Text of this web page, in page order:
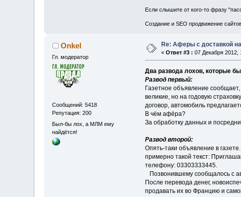
Если слышите от кого-то фразу
Создание и SEO продвижение
Onkel
Гл. модератор
Сообщений: 5418
Репутация: 200
Был-бы лох, а МЛМ ему
найдётся!
Re: Аферы с доставкой
«Ответ #3 : 07 Декабря 2012,
Два развода лохов, которые
Развод первый:
Газетное объявление
великие, но на годовую
договор, автомобиль
В чём афёра?
За обработку данных и
Развод второй:
Опять-таки объявление в газете.
примерно такой текст:
телефону: 03303333445.
Позвонившему сообщалось с
После перевода денег,
продавать их во Францию и